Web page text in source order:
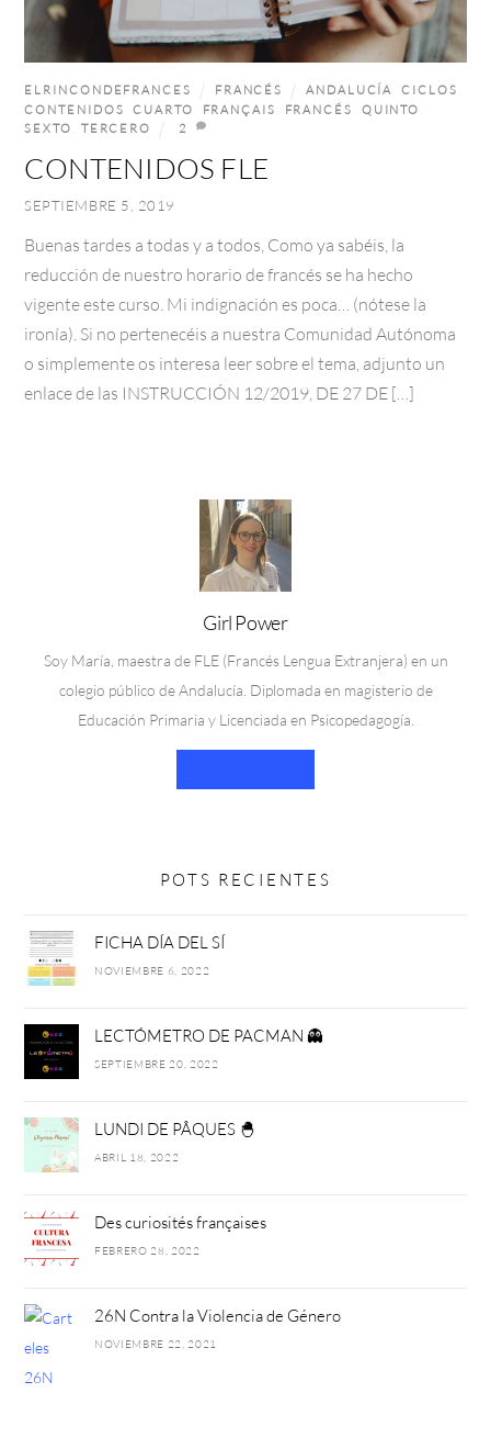
SEPTIEMBRE 5, 2019
CONTENIDOS FLE
ELRINCONDEFRANCES FRANCÉS ANDALUCÍA ,CICLOS
CONTENIDOS
,CUARTO FRANÇAIS FRANCÉS QUINTO
SEXTO
TERCERO 2
Buenas tardes a todas y a todos, Como ya sabéis, la
reducción de nuestro horario de francés se ha hecho
vigente este curso. Mi indignación es poca… (nótese la
ironía). Si no pertenecéis a nuestra Comunidad Autónoma
o simplemente os interesa leer sobre el tema, adjunto un
enlace de las INSTRUCCIÓN 12/2019, DE 27 DE […]
Girl Power
Soy María, maestra de FLE (Francés Lengua Extranjera) en un
colegio público de Andalucía. Diplomada en magisterio de
Educación Primaria y Licenciada en Psicopedagogía.
POTS RECIENTES
FICHA DÍA DEL SÍ
NOVIEMBRE 6, 2022
LECTÓMETRO DE PACMAN 👻
SEPTIEMBRE 20, 2022
LUNDI DE PÂQUES 🐣
ABRIL 18, 2022
Des curiosités françaises
FEBRERO 28, 2022
26N Contra la Violencia de Género
NOVIEMBRE 22, 2021